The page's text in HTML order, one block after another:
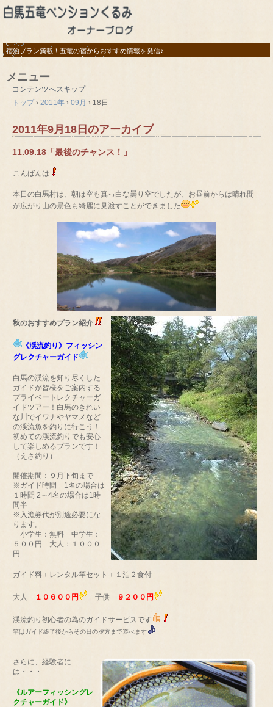
宿泊プラン満載！五竜の宿からおすすめ情報を発信♪
メニュー
コンテンツへスキップ
トップ › 2011年 › 09月 › 18日
2011年9月18日 のアーカイブ
11.09.18「最後のチャンス！」
こんばんは
本日の白馬村は、朝は空も真っ白な曇り空でしたが、お昼前からは晴れ間
が広がり山の景色も綺麗に見渡すことができました
秋のおすすめプラン紹介
《渓流釣り》フィッシン
グレクチャーガイド
白馬の渓流を知り尽くした
ガイドが皆様をご案内する
プライベートレクチャーガ
イドツアー！白馬のきれい
な川でイワナやヤマメなど
の渓流魚を釣りに行こう！
初めての渓流釣りでも安心
して楽しめるプランです！
（えさ釣り）
開催期間：９月下旬まで
※ガイド時間 1名の場合は
１時間 2～4名の場合は1時
間半
※入漁券代が別途必要にな
ります。
小学生：無料 中学生：
５００円 大人：１０００
円
ガイド料＋レンタル竿セット＋１泊２食付
大人 １０６００円 子供 ９２００円
渓流釣り初心者の為のガイドサービスです
竿はガイド終了後からその日の夕方まで遊べます
さらに、経験者に
は・・・
《ルアーフィッシングレ
クチャーガイド》